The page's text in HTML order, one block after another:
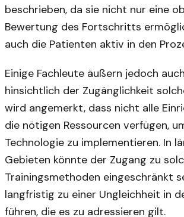
beschrieben, da sie nicht nur eine
Bewertung des Fortschritts
auch die Patienten aktiv in den
Einige Fachleute äußern jedoch
hinsichtlich der Zugänglichkeit
wird angemerkt, dass nicht alle
die nötigen Ressourcen verfügen,
Technologie zu implementieren. In
Gebieten könnte der Zugang zu
Trainingsmethoden eingeschränkt
langfristig zu einer Ungleichheit in
führen, die es zu adressieren gilt.